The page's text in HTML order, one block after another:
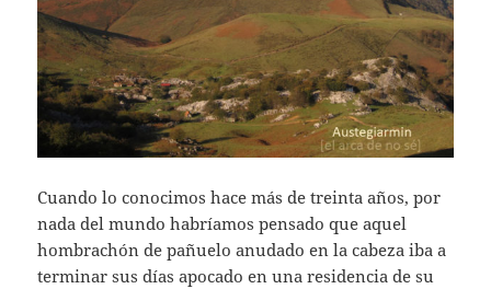
Cuando lo conocimos hace más de treinta años, por
nada del mundo habríamos pensado que aquel
hombrachón de pañuelo anudado en la cabeza iba a
terminar sus días apocado en una residencia de su